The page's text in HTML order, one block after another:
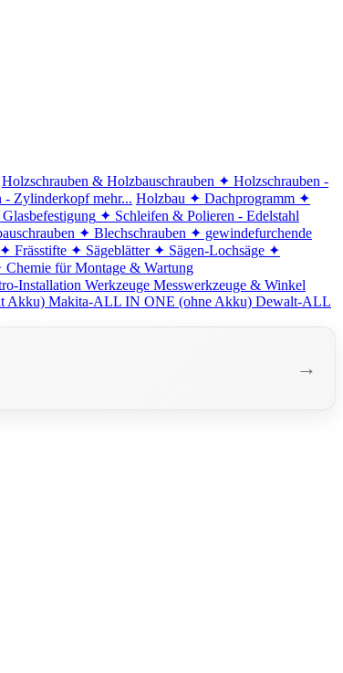
Holzschrauben & Holzbauschrauben ✦ Holzschrauben -
- Zylinderkopf mehr... Holzbau ✦ Dachprogramm ✦
✦ Schleifen & Polieren - Edelstahl
✦ Blechschrauben ✦ gewindefurchende
✦ Frässtifte ✦ Sägeblätter ✦ Sägen-Lochsäge ✦
Chemie für Montage & Wartung
Installation Werkzeuge Messwerkzeuge & Winkel
Akku) Makita-ALL IN ONE (ohne Akku) Dewalt-ALL
→